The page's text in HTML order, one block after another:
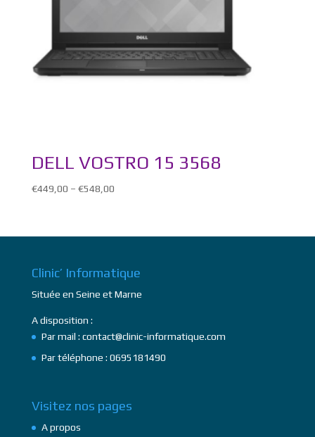
DELL VOSTRO 15 3568
€449,00 – €548,00
Clinic’ Informatique
Située en Seine et Marne
A disposition :
Par mail : contact@clinic-informatique.com
Par téléphone : 0695181490
Visitez nos pages
A propos